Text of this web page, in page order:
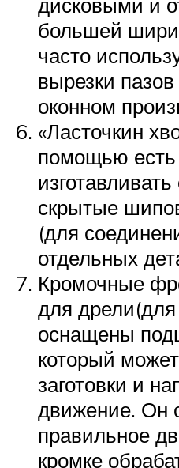
дисковыми и
большей
часто
вырезки
оконном
«Ласточкин
помощью есть
скрытые
(для
отдельных
Кромочные
для дрели(для
оснащены
который
заготовки и
движение. Он
правильное
кромке